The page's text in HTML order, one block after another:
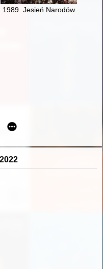
w 1806/1807 r. na
1989. Jesień Narodów
przez Niemców